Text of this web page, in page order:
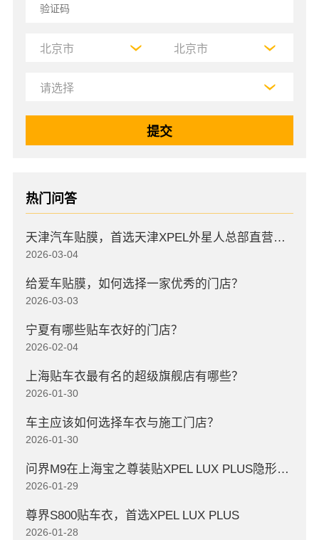
热门问答
天津汽车贴膜，首选天津XPEL外星人总部直营店，高口碑店
2026-03-04
给爱车贴膜，如何选择一家优秀的门店？
2026-03-03
宁夏有哪些贴车衣好的门店？
2026-02-04
上海贴车衣最有名的超级旗舰店有哪些？
2026-01-30
车主应该如何选择车衣与施工门店？
2026-01-30
问界M9在上海宝之尊装贴XPEL LUX PLUS隐形车衣
2026-01-29
尊界S800贴车衣，首选XPEL LUX PLUS
2026-01-28